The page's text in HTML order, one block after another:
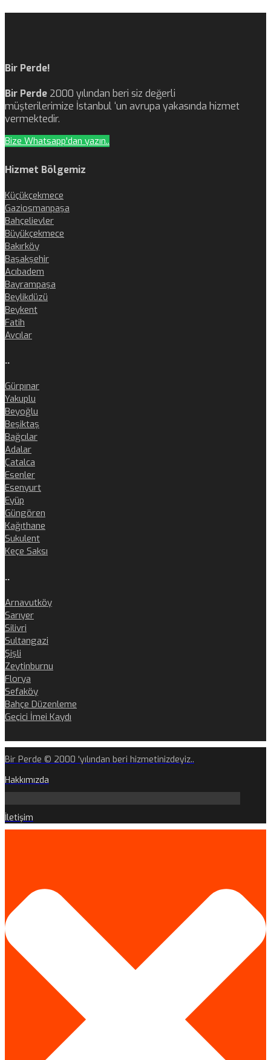
Bir Perde!
Bir Perde 2000 yılından beri siz değerli
müşterilerimize İstanbul ‘un avrupa yakasında hizmet
vermektedir.
Bize Whatsapp'dan yazın..
Hizmet Bölgemiz
Küçükçekmece
Gaziosmanpaşa
Bahçelievler
Büyükçekmece
Bakırköy
Başakşehir
Acıbadem
Bayrampaşa
Beylikdüzü
Beykent
Fatih
Avcılar
..
Gürpınar
Yakuplu
Beyoğlu
Beşiktaş
Bağcılar
Adalar
Çatalca
Esenler
Esenyurt
Eyüp
Güngören
Kağıthane
Sukulent
Keçe Saksı
..
Arnavutköy
Sarıyer
Silivri
Sultangazi
Şişli
Zeytinburnu
Florya
Sefaköy
Bahçe Düzenleme
Geçici İmei Kaydı
Bir Perde © 2000 'yılından beri hizmetinizdeyiz..
Hakkımızda
İletişim